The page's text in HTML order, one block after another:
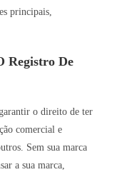
principais,
Registro De
o direito de ter
comercial e
Sem sua marca
a sua marca,